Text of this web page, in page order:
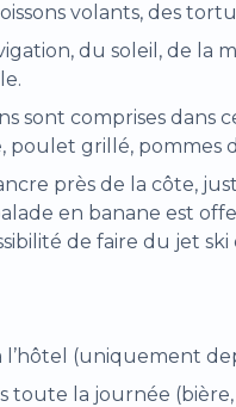
volants, des
du soleil, de la
sont comprises dans
poulet grillé, pommes
près de la côte,
en banane est
de faire du jet
l’hôtel (uniquement
toute la journée (bière,